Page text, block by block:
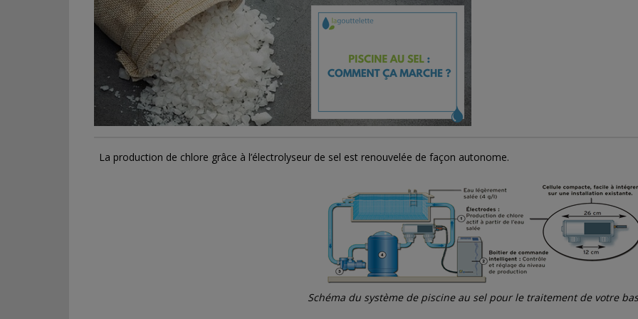
CET ARTICLE PEUT VOUS INTÉRESSER...
La production de chlore grâce à l’électrolyseur de sel est renouvelée de façon autonome.
Schéma du système de piscine au sel pour le traitement de votre